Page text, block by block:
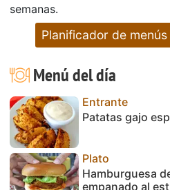
semanas.
Planificador de menús
Menú del día
Entrante
Patatas gajo
Plato
Hamburguesa
empanado al